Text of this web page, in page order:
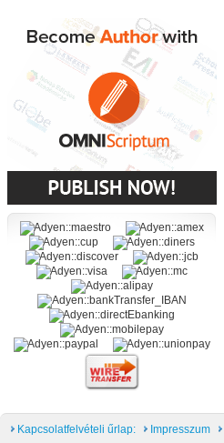
Kapcsolatfelvételi űrlap: Impresszum